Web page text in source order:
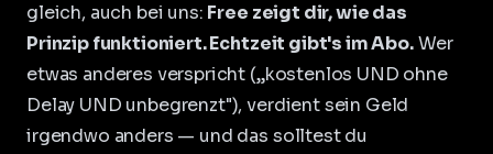
gleich, auch bei uns: Free zeigt dir, wie das
Prinzip funktioniert. Echtzeit gibt's im Abo.Wer
etwas anderes verspricht („kostenlos UND ohne
Delay UND unbegrenzt"), verdient sein Geld
irgendwo anders — und das solltest du